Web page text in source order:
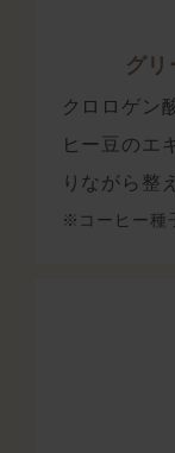
グ
クロロゲン
ヒー豆のエ
りながら整
※コーヒー種